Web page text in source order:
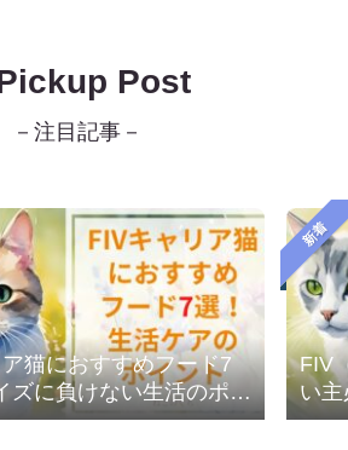
Post
－注目記事－
猫におすすめフード7
ズに負けない生活のポイ
新着
FIV
い
療費